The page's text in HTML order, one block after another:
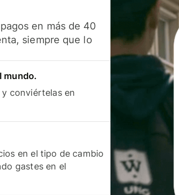
en más de 40
siempre que lo
mundo.
conviértelas en
en el tipo de cambio
gastes en el